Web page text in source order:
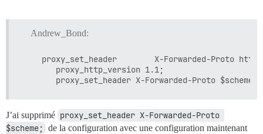
Andrew_Bond:
proxy_set_header        X-Forwarded-Proto
       proxy_http_version 1.1;
J’ai supprimé proxy_set_header X-Forwarded-Proto
$scheme; de la configuration avec une configuration maintenant